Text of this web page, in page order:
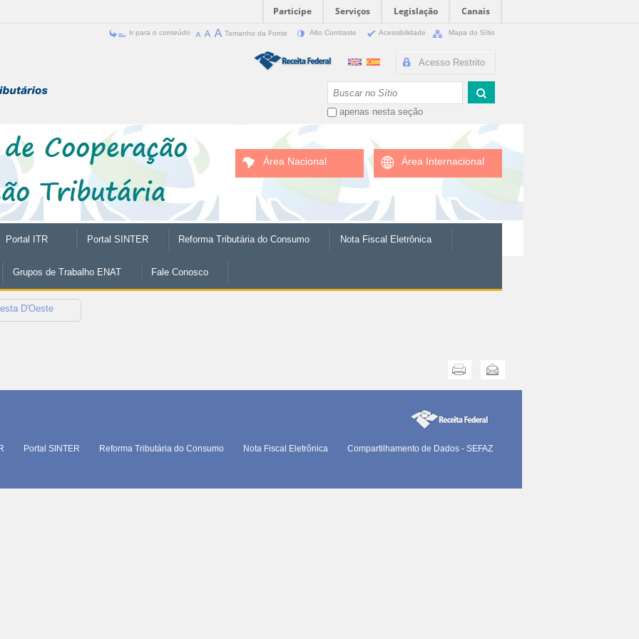
Participe Serviços Legislação
Canais
Ir para o conteúdo Tamanho da Fonte Alto Contraste Acessibilidade Mapa do Sítio
Acesso Restrito
apenas nesta seção
Área Nacional Área Internacional
Portal ITR Portal SINTER Reforma Tributária do Consumo Nota Fiscal Eletrônica
Grupos de Trabalho ENAT Fale Conosco
D'Oeste
Enviar
Portal SINTER Reforma Tributária do Consumo Nota Fiscal Eletrônica
Compartilhamento de Dados - SEFAZ